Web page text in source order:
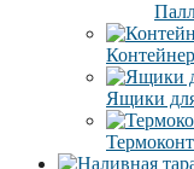
Ящики